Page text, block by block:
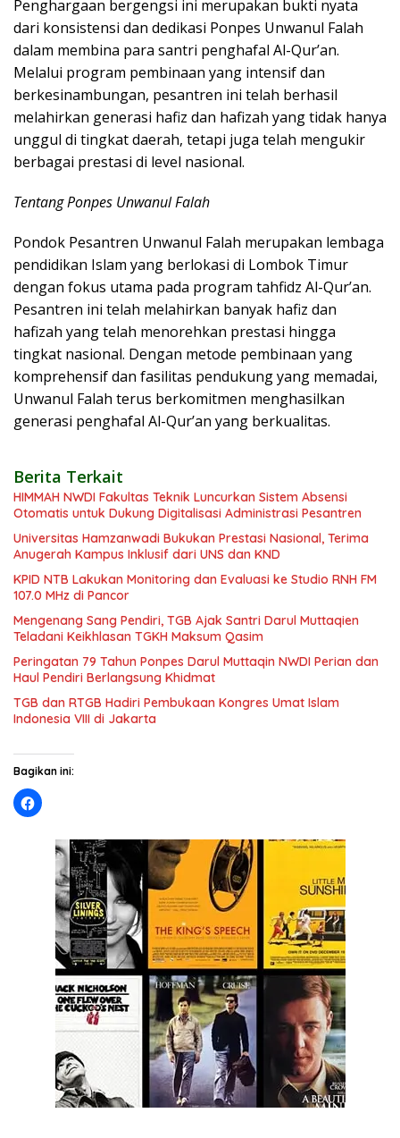
Penghargaan bergengsi ini merupakan bukti nyata
dari konsistensi dan dedikasi Ponpes Unwanul Falah
dalam membina para santri penghafal Al-Qur’an.
Melalui program pembinaan yang intensif dan
berkesinambungan, pesantren ini telah berhasil
melahirkan generasi hafiz dan hafizah yang tidak hanya
unggul di tingkat daerah, tetapi juga telah mengukir
berbagai prestasi di level nasional.
Tentang Ponpes Unwanul Falah
Pondok Pesantren Unwanul Falah merupakan lembaga
pendidikan Islam yang berlokasi di Lombok Timur
dengan fokus utama pada program tahfidz Al-Qur’an.
Pesantren ini telah melahirkan banyak hafiz dan
hafizah yang telah menorehkan prestasi hingga
tingkat nasional. Dengan metode pembinaan yang
komprehensif dan fasilitas pendukung yang memadai,
Unwanul Falah terus berkomitmen menghasilkan
generasi penghafal Al-Qur’an yang berkualitas.
Berita Terkait
HIMMAH NWDI Fakultas Teknik Luncurkan Sistem Absensi
Otomatis untuk Dukung Digitalisasi Administrasi Pesantren
Universitas Hamzanwadi Bukukan Prestasi Nasional, Terima
Anugerah Kampus Inklusif dari UNS dan KND
KPID NTB Lakukan Monitoring dan Evaluasi ke Studio RNH FM
107.0 MHz di Pancor
Mengenang Sang Pendiri, TGB Ajak Santri Darul Muttaqien
Teladani Keikhlasan TGKH Maksum Qasim
Peringatan 79 Tahun Ponpes Darul Muttaqin NWDI Perian dan
Haul Pendiri Berlangsung Khidmat
TGB dan RTGB Hadiri Pembukaan Kongres Umat Islam
Indonesia VIII di Jakarta
Bagikan ini: